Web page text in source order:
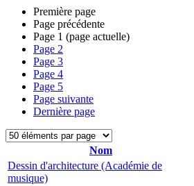
Première page
Page précédente
Page 1 (page actuelle)
Page 2
Page 3
Page 4
Page 5
Page suivante
Dernière page
Nom
Dessin d'architecture (Académie de
musique)